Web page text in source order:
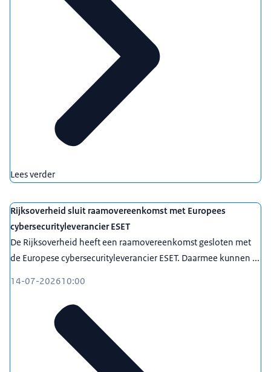
Lees verder
Rijksoverheid sluit raamovereenkomst met Europees
cybersecurityleverancier ESET
De Rijksoverheid heeft een raamovereenkomst gesloten met
de Europese cybersecurityleverancier ESET. Daarmee kunnen ...
14-07-202610:00